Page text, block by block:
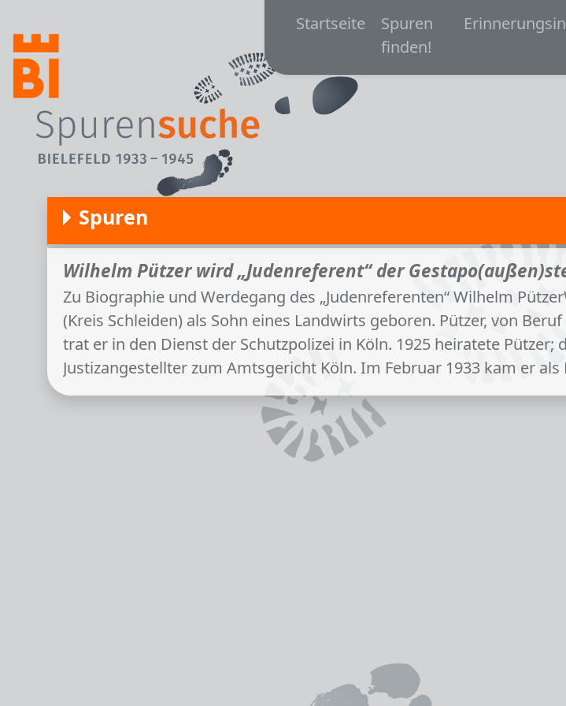
Zur Startseite von
Main navigation
Startseite
Spuren
finden!
Spuren
Wilhelm Pützer wird „Judenreferent“ der
Zu Biographie und Werdegang des „Judenreferenten“ Wilhelm
(Kreis Schleiden) als Sohn eines Landwirts geboren. Pützer, von
trat er in den Dienst der Schutzpolizei in Köln. 1925 heiratete Pützer;
Justizangestellter zum Amtsgericht Köln. Im Februar 1933 kam er